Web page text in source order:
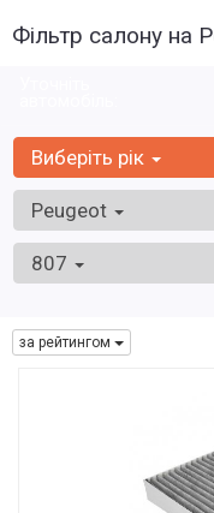
Фільтр салону на
Виберіть рік
Peugeot
807
за рейтингом